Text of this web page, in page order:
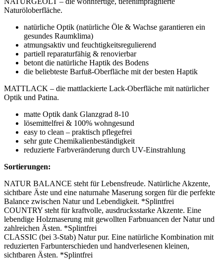
Naturöloberfläche.
natürliche Optik (natürliche Öle & Wachse garantieren ein
gesundes Raumklima)
atmungsaktiv und feuchtigkeitsregulierend
partiell reparaturfähig & renovierbar
betont die natürliche Haptik des Bodens
die beliebteste Barfuß-Oberfläche mit der besten Haptik
MATTLACK – die mattlackierte Lack-Oberfläche mit natürlicher
Optik und Patina.
matte Optik dank Glanzgrad 8-10
lösemittelfrei & 100% wohngesund
easy to clean – praktisch pflegefrei
sehr gute Chemikalienbeständigkeit
reduzierte Farbveränderung durch UV-Einstrahlung
Sortierungen:
NATUR BALANCE steht für Lebensfreude. Natürliche Akzente,
sichtbare Äste und eine naturnahe Maserung sorgen für die perfekte
Balance zwischen Natur und Lebendigkeit. *Splintfrei
COUNTRY steht für kraftvolle, ausdrucksstarke Akzente. Eine
lebendige Holzmaserung mit gewollten Farbnuancen der Natur und
zahlreichen Ästen. *Splintfrei
CLASSIC (bei 3-Stab) Natur pur. Eine natürliche Kombination mit
reduzierten Farbunterschieden und handverlesenen kleinen,
sichtbaren Ästen. *Splintfrei